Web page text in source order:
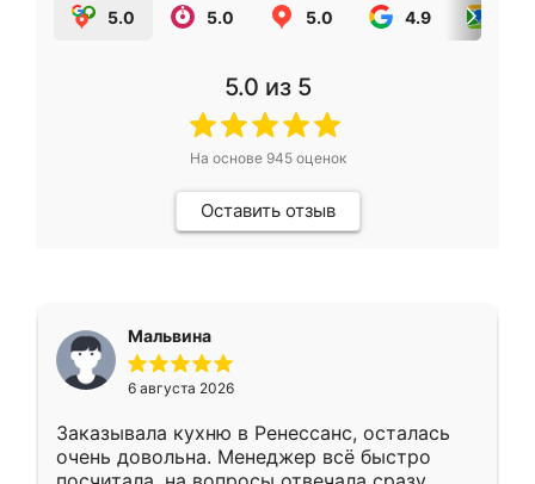
5.0 5.0 5.0 4.9
5.0 из 5
На основе 945оценок
Оставить отзыв
Мальвина
6 августа 2026
Заказывала кухню в Ренессанс, осталась
очень довольна. Менеджер всё быстро